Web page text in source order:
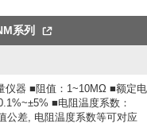
系列
仪器 ■阻值：1~10MΩ ■额定电
■电阻温度系数：
公差, 电阻温度系数等可对应